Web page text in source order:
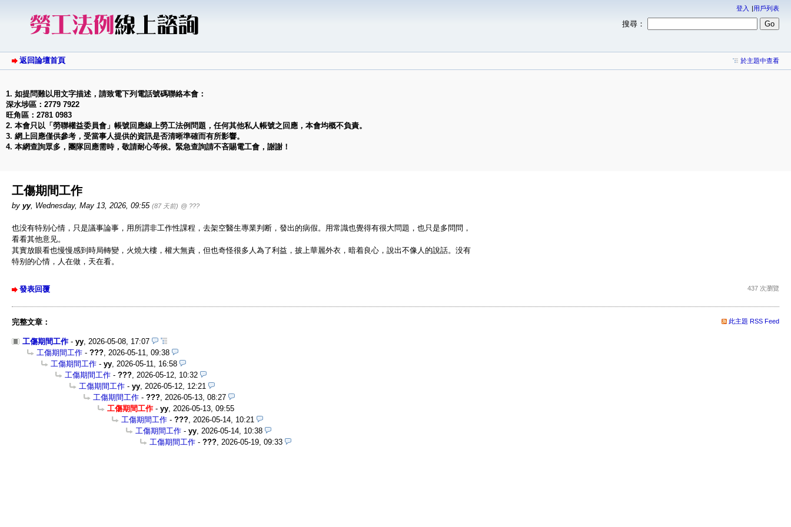
登入 用戶列表
搜尋：
返回論壇首頁 於主題中查看
1. 如提問難以用文字描述，請致電下列電話號碼聯絡本會：
深水埗區：2779 7922
旺角區：2781 0983
2. 本會只以「勞聯權益委員會」帳號回應線上勞工法例問題，任何其他私人帳號之回應，本會均概不負責。
3. 網上回應僅供參考，受當事人提供的資訊是否清晰準確而有所影響。
4. 本網查詢眾多，團隊回應需時，敬請耐心等候。緊急查詢請不吝賜電工會，謝謝！
工傷期間工作
by yy, Wednesday, May 13, 2026, 09:55 (87 天前) @ ???
也没有特别心情，只是議事論事，用所謂非工作性課程，去架空醫生專業判断，發出的病假。用常識也覺得有很大問題，也只是多問問，
看看其他意见。
其實放眼看也慢慢感到時局轉變，火燒大樓，權大無責，但也奇怪很多人為了利益，披上華麗外衣，暗着良心，說出不像人的說話。没有
特别的心情，人在做，天在看。
發表回覆 437 次瀏覽
完整文章： 此主題 RSS Feed
工傷期間工作 - yy 2026-05-08, 17:07
工傷期間工作 - ??? 2026-05-11, 09:38
工傷期間工作 - yy 2026-05-11, 16:58
工傷期間工作 - ??? 2026-05-12, 10:32
工傷期間工作 - yy 2026-05-12, 12:21
工傷期間工作 - ??? 2026-05-13, 08:27
工傷期間工作 - yy 2026-05-13, 09:55
工傷期間工作 - ??? 2026-05-14, 10:21
工傷期間工作 - yy 2026-05-14, 10:38
工傷期間工作 - ??? 2026-05-19, 09:33